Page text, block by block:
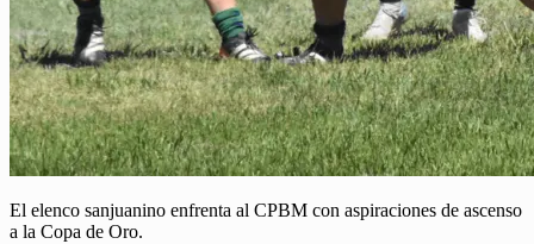
El elenco sanjuanino enfrenta al CPBM con aspiraciones de ascenso
a la Copa de Oro.